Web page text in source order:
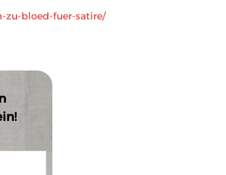
zu-bloed-fuer-satire/